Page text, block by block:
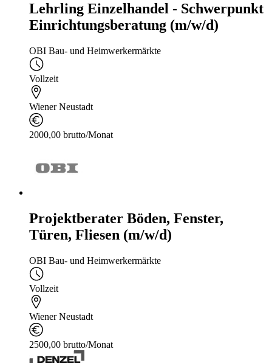
Lehrling Einzelhandel - Schwerpunkt
Einrichtungsberatung (m/w/d)
OBI Bau- und Heimwerkermärkte
Vollzeit
Wiener Neustadt
2000,00 brutto/Monat
Projektberater Böden, Fenster,
Türen, Fliesen (m/w/d)
OBI Bau- und Heimwerkermärkte
Vollzeit
Wiener Neustadt
2500,00 brutto/Monat